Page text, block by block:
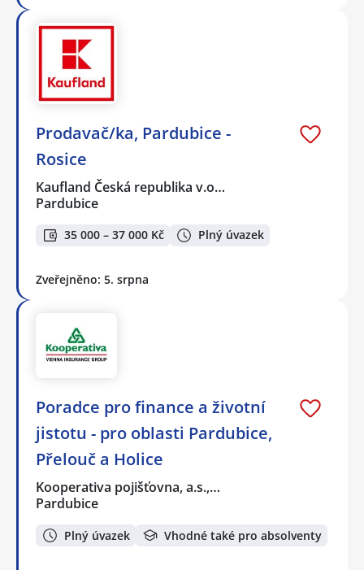
Prodavač/ka, Pardubice -
Rosice
Kaufland Česká republika v.o…
Pardubice
35 000 – 37 000 Kč Plný úvazek
Zveřejněno: 5. srpna
Poradce pro finance a životní
jistotu - pro oblasti Pardubice,
Přelouč a Holice
Kooperativa pojišťovna, a.s.,…
Pardubice
Plný úvazek Vhodné také pro absolventy